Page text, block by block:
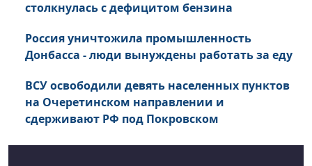
столкнулась с дефицитом бензина
Россия уничтожила промышленность
Донбасса - люди вынуждены работать за еду
ВСУ освободили девять населенных пунктов
на Очеретинском направлении и
сдерживают РФ под Покровском